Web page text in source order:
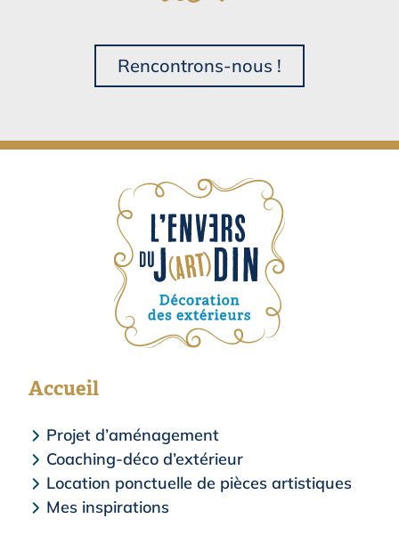
Rencontrons-nous !
Accueil
Projet d’aménagement
Coaching-déco d’extérieur
Location ponctuelle de pièces artistiques
Mes inspirations